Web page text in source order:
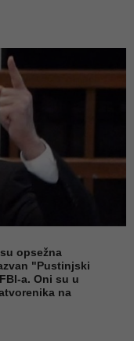
opsežna
"Pustinjski
a. Oni su u
na